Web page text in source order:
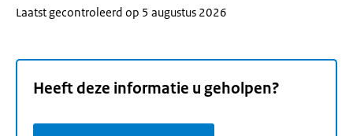
Laatst gecontroleerd op 5 augustus 2026
Heeft deze informatie u geholpen?